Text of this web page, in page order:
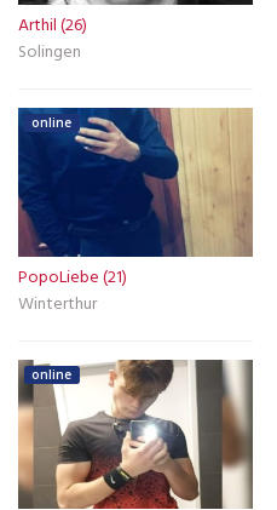
Arthil (26)
Solingen
online
PopoLiebe (21)
Winterthur
online